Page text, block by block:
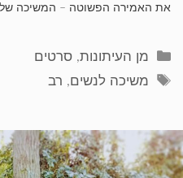
את האמירה הפשוטה – המשיכה
קטגוריות
מן העיתונות,סרטים
תגיות
משיכה לנשים, רב